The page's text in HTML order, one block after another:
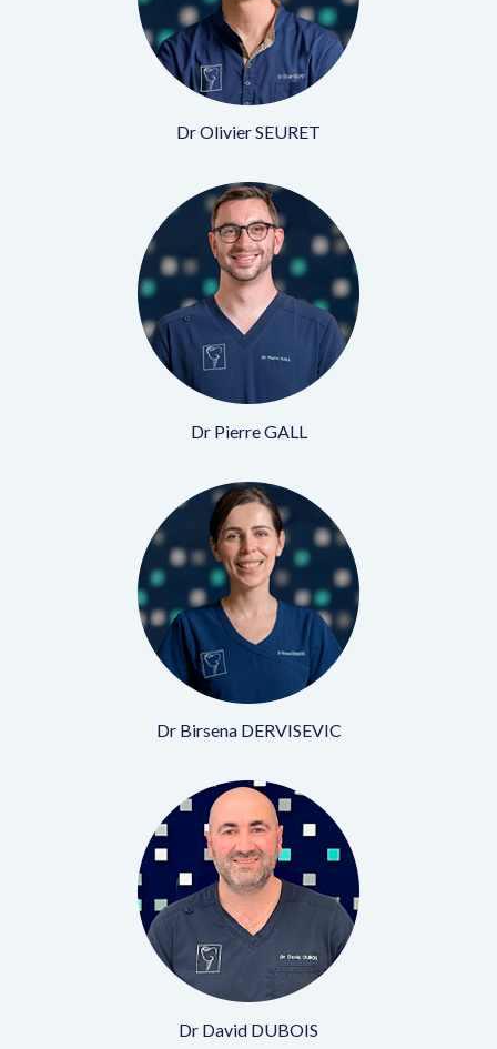
Dr Olivier SEURET
Dr Pierre GALL
Dr Birsena DERVISEVIC
Dr David DUBOIS